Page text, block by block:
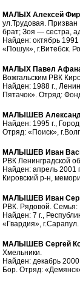
МАЛЫХ Алексей
ул.Трудовая.
брат; Зоя — сестра,
Найден: октябрь
«Пошук», г.Витебск.
МАЛЫХ Павел
Вожгальским РВК
Найден: 1988 г.,
Пятачок». Отряд:
МАЛЫШЕВ
Найден: 1995 г.,
Отряд: «Поиск»,
МАЛЫШЕВ Иван
РВК Ленинградской
Найден: апрель 2001
Кировский р-н,
МАЛЫШЕВ Иван
РВК. Рядовой. Семья:
Найден: 7 г.,
«Гвардия»,
МАЛЫШЕВ Сергей
Хмельники.
Найден: декабрь
Бор. Отряд: